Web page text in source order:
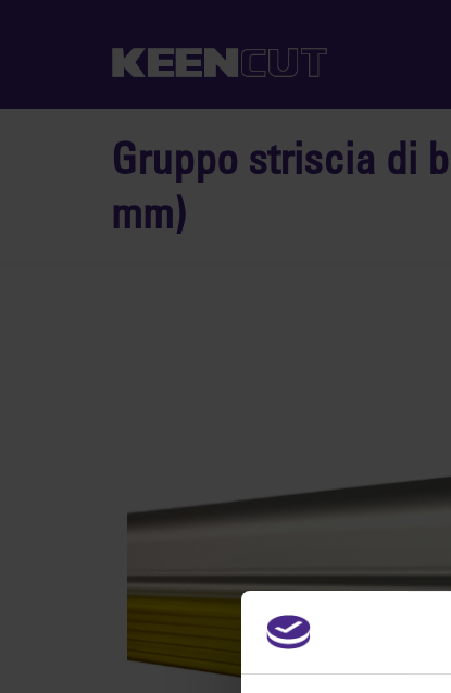
Gruppo striscia di
mm)